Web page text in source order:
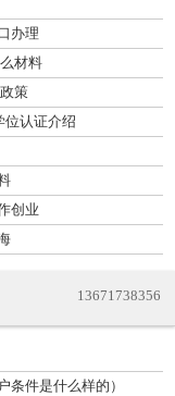
办理
材料
策
位认证介绍
创业
13671738356
件是什么样的）